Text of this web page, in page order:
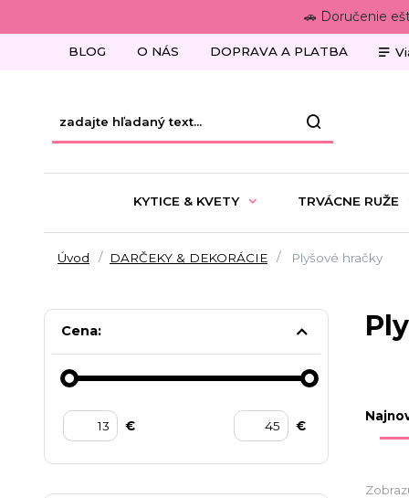
🚗 Doručenie
BLOG O NÁS DOPRAVA A PLATBA
KYTICE & KVETY TRVÁCNE RUŽE
Úvod DARČEKY & DEKORÁCIE Plyšové hračky
Cena:
€ €